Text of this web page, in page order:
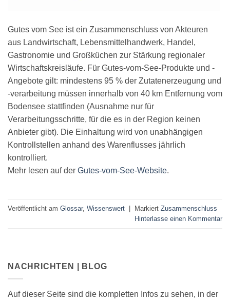
Gutes vom See ist ein Zusammenschluss von Akteuren
aus Landwirtschaft, Lebensmittelhandwerk, Handel,
Gastronomie und Großküchen zur Stärkung regionaler
Wirtschaftskreisläufe. Für Gutes-vom-See-Produkte und -
Angebote gilt: mindestens 95 % der Zutatenerzeugung und
-verarbeitung müssen innerhalb von 40 km Entfernung vom
Bodensee stattfinden (Ausnahme nur für
Verarbeitungsschritte, für die es in der Region keinen
Anbieter gibt). Die Einhaltung wird von unabhängigen
Kontrollstellen anhand des Warenflusses jährlich
kontrolliert.
Mehr lesen auf der Gutes-vom-See-Website.
Veröffentlicht am Glossar, Wissenswert Markiert Zusammenschluss
Hinterlasse einen Kommentar
NACHRICHTEN | BLOG
Auf dieser Seite sind die kompletten Infos zu sehen, in der